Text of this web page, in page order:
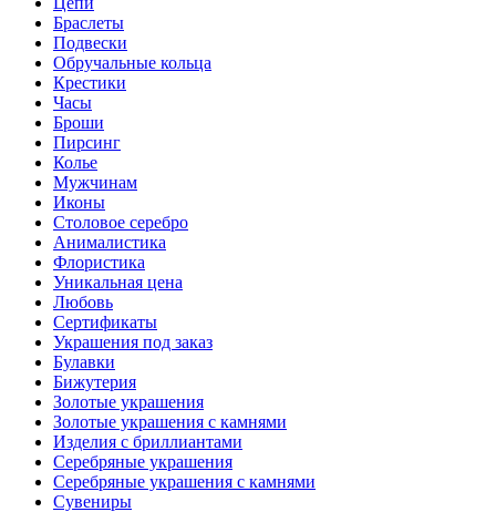
Браслеты
Подвески
Обручальные кольца
Крестики
Часы
Броши
Пирсинг
Колье
Мужчинам
Иконы
Столовое серебро
Анималистика
Флористика
Уникальная цена
Любовь
Сертификаты
Украшения под заказ
Булавки
Бижутерия
Золотые украшения
Золотые украшения с камнями
Изделия с бриллиантами
Серебряные украшения
Серебряные украшения с камнями
Сувениры